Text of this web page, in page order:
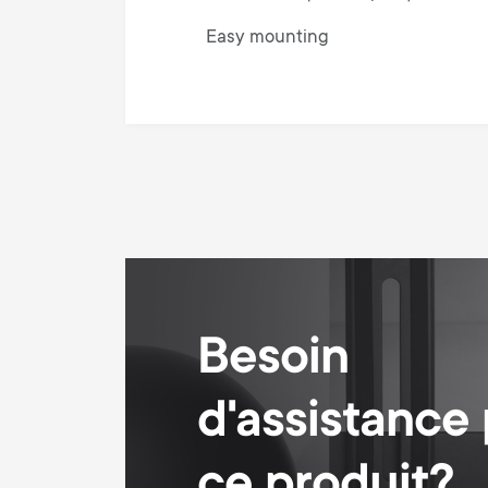
Easy mounting
Besoin
d'assistance